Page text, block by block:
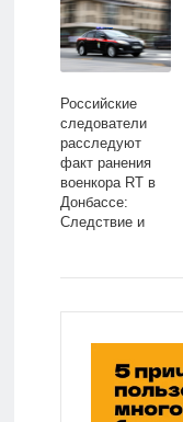
Российские
следователи
расследуют
факт ранения
военкора RT в
Донбассе:
Следствие и
Lenta.ru